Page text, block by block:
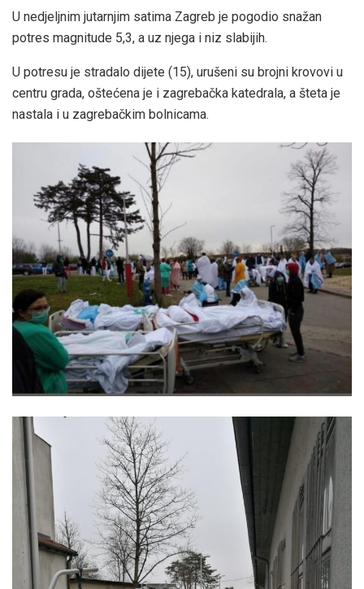
U nedjeljnim jutarnjim satima Zagreb je pogodio snažan
potres magnitude 5,3, a uz njega i niz slabijih.
U potresu je stradalo dijete (15), urušeni su brojni krovovi u
centru grada, oštećena je i zagrebačka katedrala, a šteta je
nastala i u zagrebačkim bolnicama.